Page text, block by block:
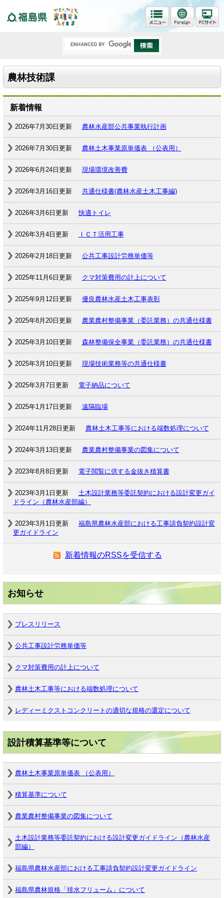
農林技術課
新着情報
2026年7月30日更新 農林水産部公共事業執行計画
2026年7月30日更新 農林土木事業原単価表 （公表用）
2026年6月24日更新 現場環境改善費
2026年3月16日更新 共通仕様書(農林水産土木工事編)
2026年3月6日更新 快適トイレ
2026年3月4日更新 ＩＣＴ活用工事
2026年2月18日更新 公共工事設計労務単価等
2025年11月6日更新 クマ対策費用の計上について
2025年9月12日更新 優良農林水産土木工事表彰
2025年8月20日更新 農業農村整備事業（委託業務）の共通仕様書
2025年3月10日更新 森林整備保全事業（委託業務）の共通仕様書
2025年3月10日更新 現場技術業務等の共通仕様書
2025年3月7日更新 電子納品について
2025年1月17日更新 遠隔臨場
2024年11月28日更新 農林土木工事等における端数処理について
2024年3月13日更新 農業農村整備事業の図集について
2023年8月8日更新 電子閲覧に供する金抜き積算書
2023年3月1日更新
土木設計業務等委託契約における設計変更ガイ
ドライン（農林水産部編）
2023年3月1日更新
福島県農林水産部における工事請負契約設計変
更ガイドライン
新着情報のRSSを受信する
お知らせ
プレスリリース
公共工事設計労務単価等
クマ対策費用の計上について
農林土木工事等における端数処理について
レディーミクストコンクリートの適切な規格の選定について
設計積算基準等について
農林土木事業原単価表 （公表用）
積算基準について
農業農村整備事業の図集について
土木設計業務等委託契約における設計変更ガイドライン（農林水産
部編）
福島県農林水産部における工事請負契約設計変更ガイドライン
福島県農林規格「排水フリューム」について